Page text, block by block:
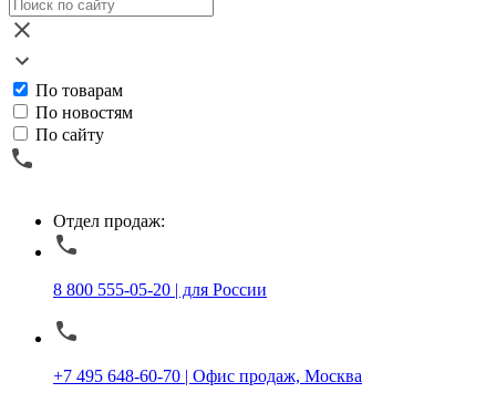
По товарам
По новостям
По сайту
Отдел продаж:
8 800 555-05-20 | для России
+7 495 648-60-70 | Офис продаж, Москва